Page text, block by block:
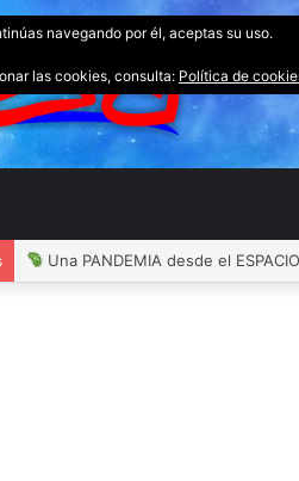
Una PANDEMIA desde el
navegando por él, aceptas su uso.
las cookies, consulta: Política de